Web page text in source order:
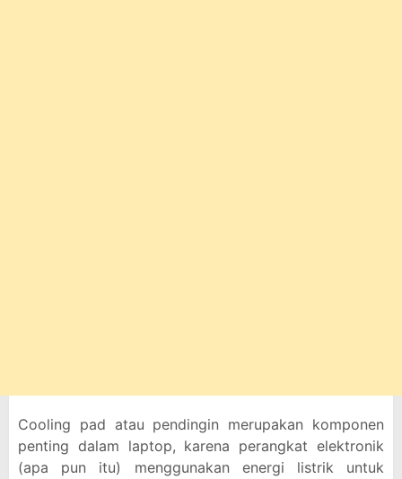
Cooling pad atau pendingin merupakan komponen
penting dalam laptop, karena perangkat elektronik
(apa pun itu) menggunakan energi listrik untuk